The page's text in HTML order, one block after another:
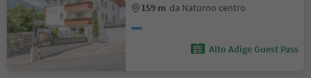
159 m da Naturno centro
Alto Adige Guest Pass